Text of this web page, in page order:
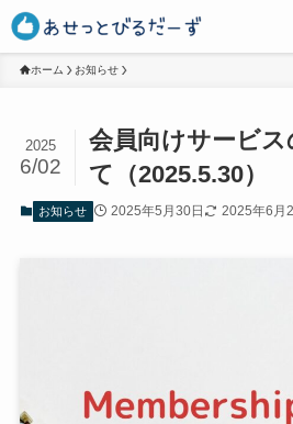
ホーム お知らせ
会員向けサービ
て（2025.5.30）
2025
6/02
お知らせ 2025年5月30日 2025年6月